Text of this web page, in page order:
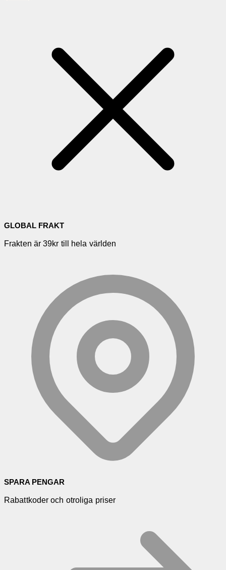
GLOBAL FRAKT
Frakten är 39kr till hela världen
SPARA PENGAR
Rabattkoder och otroliga priser